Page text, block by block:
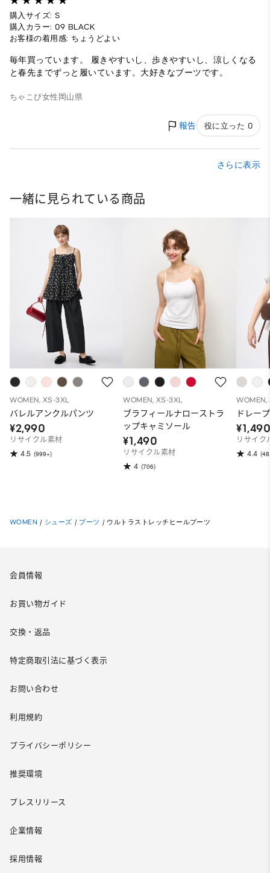
購入サイズ: S
購入カラー: 09 BLACK
お客様の着用感: ちょうどよい
毎年買っています。 履きやすいし、歩きやすいし、涼しくなる
と春先までずっと履いています。大好きなブーツです。
ちゃこぴ女性 岡山県
報告 役に立った 0
さらに表示
一緒に見られている商品
WOMEN, XS-3XL
バレルアンクルパンツ
¥2,990
リサイクル素材
4.5 (999+)
WOMEN, XS-3XL
ブラフィールナローストラ
ップキャミソール
¥1,490
リサイクル素材
4 (706)
WOMEN,
ドレー
リサイク
4.4
WOMEN / シューズ / ブーツ / ウルトラストレッチヒールブーツ
会員情報
お買い物ガイド
交換・返品
特定商取引法に基づく表示
お問い合わせ
利用規約
プライバシーポリシー
推奨環境
プレスリリース
企業情報
採用情報